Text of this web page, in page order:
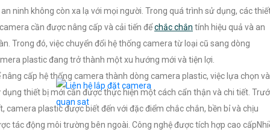
an ninh không còn xa lạ với mọi người. Trong quá trình sử dụng, các
cần được nâng cấp và cải tiến đểchắc chắn tính hiệu quả và an
Trong đó, việc chuyển đổi hệ thống camera từ loại cũ sang dòng
plastic đang trở thành một xu hướng mới và tiện lợi.
nâng cấp hệ thống camera thành dòng camera plastic, việc lựa chọn và
dụng thiết bị mới cần được thực hiện một cách cẩn thận và chi tiết.
camera plastic được biết đến với đặc điểm chắc chắn, bền bỉ và chịu
tác động môi trường bên ngoài. Công nghệ được tích hợp cao